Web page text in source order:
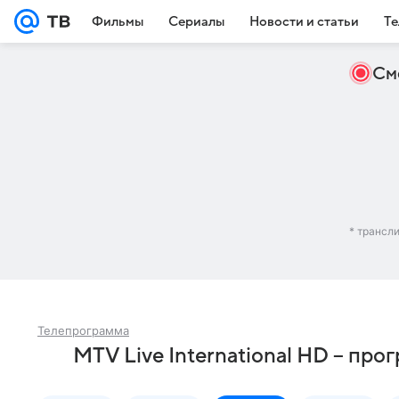
Фильмы Сериалы Новости и статьи
*
Телепрограмма
MTV Live International HD –